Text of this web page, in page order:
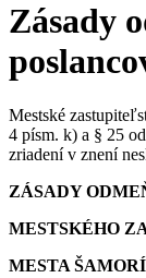
Zásady
Mestské
4 písm. k) a § 25
zriadení v znení
ZÁSADY
MESTSKÉHO
MESTA